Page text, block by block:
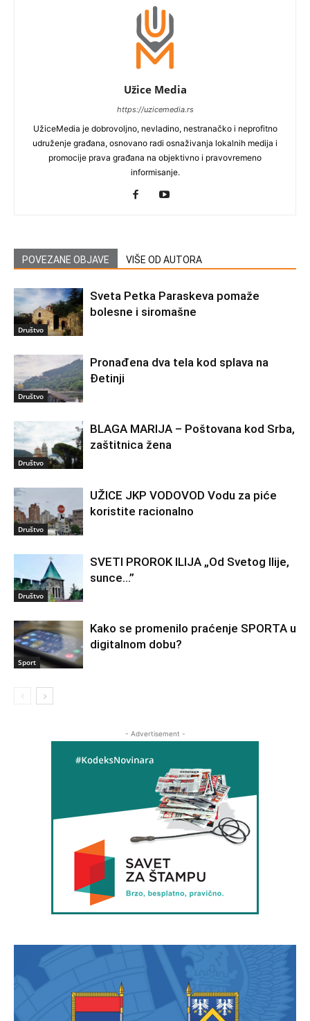
Užice Media
https://uzicemedia.rs
UžiceMedia je dobrovoljno, nevladino, nestranačko i neprofitno
udruženje građana, osnovano radi osnaživanja lokalnih medija i
promocije prava građana na objektivno i pravovremeno
informisanje.
POVEZANE OBJAVE VIŠE OD AUTORA
Društvo
Sveta Petka Paraskeva pomaže
bolesne i siromašne
Društvo
Pronađena dva tela kod splava na
Đetinji
Društvo
BLAGA MARIJA – Poštovana kod Srba,
zaštitnica žena
Društvo
UŽICE JKP VODOVOD Vodu za piće
koristite racionalno
Društvo
SVETI PROROK ILIJA „Od Svetog Ilije,
sunce…”
Sport
Kako se promenilo praćenje SPORTA u
digitalnom dobu?
- Advertisement -